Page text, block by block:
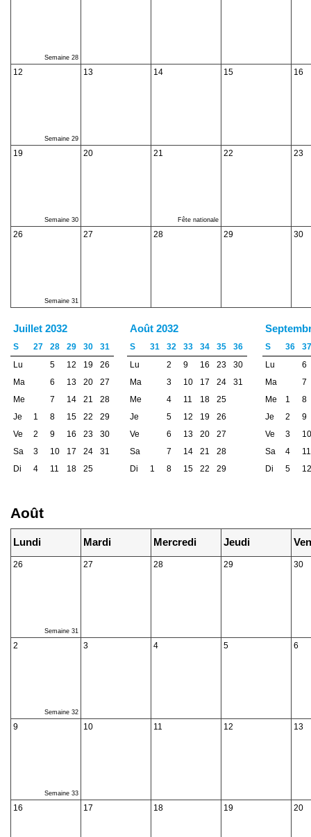
Semaine 28
12
Semaine 29
13 14 15 16
19
Semaine 30
20 21
Fête nationale
22 23
26
Semaine 31
27 28 29 30
Juillet 2032
S 27 28 29 30
31
Lu
5 12 19
26
Ma
6 13 20
27
Me
7 14 21
28
Je
1 8 15 22
29
Ve
2 9 16 23
30
Sa
3 10 17 24
31
Di
4 11 18 25
Août 2032
S 31 32 33 34 35
36
Lu
2 9 16 23
30
Ma
3 10 17 24
31
Me
4 11 18
25
Je
5 12 19
26
Ve
6 13 20
27
Sa
7 14 21
28
Di
1 8 15 22 29
S 36
37
Lu
6
Ma
7
Me
1
8
Je
2
9
Ve
3
10
Sa
4
11
Di
5 12
Août
Lundi Mardi Mercredi Jeudi
26
Semaine 31
27 28 29 30
2
Semaine 32
3 4 5 6
9
Semaine 33
10 11 12 13
16 17 18 19 20